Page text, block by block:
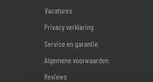
Vacatures
Privacy verklaring
Service en garantie
Algemene voorwaarden
Reviews